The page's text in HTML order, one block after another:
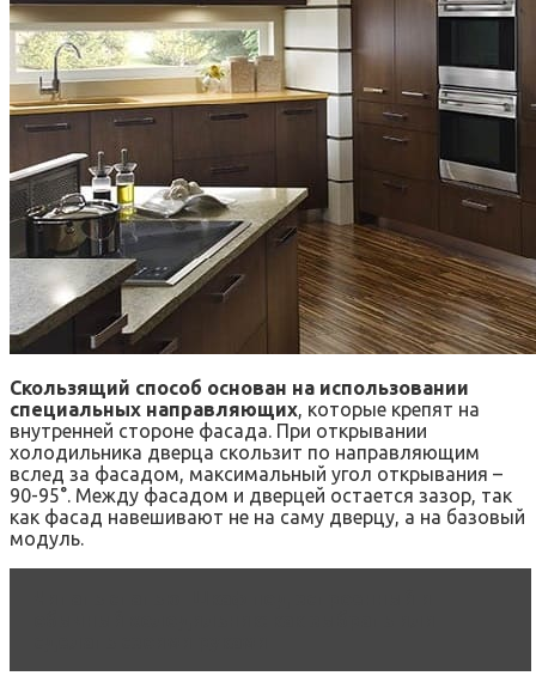
Скользящий способ основан на использовании
специальных направляющих, которые крепят на
внутренней стороне фасада. При открывании
холодильника дверца скользит по направляющим
вслед за фасадом, максимальный угол открывания –
90-95°. Между фасадом и дверцей остается зазор, так
как фасад навешивают не на саму дверцу, а на базовый
модуль.